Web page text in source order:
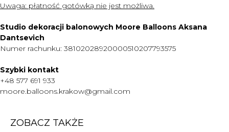
Uwaga: płatność gotówką nie jest możliwa.
Studio dekoracji balonowych Moore Balloons Aksana
Dantsevich
Numer rachunku: 38102028920000510207793575
Szybki kontakt
+48 577 691 933
moore.balloons.krakow@gmail.com
ZOBACZ TAKŻE
moore.balloons.krakow@gmail.com
KONTAKT
O NAS
WARTO WIEDZIEĆ
POLITYKA PRYWATNOŚCI